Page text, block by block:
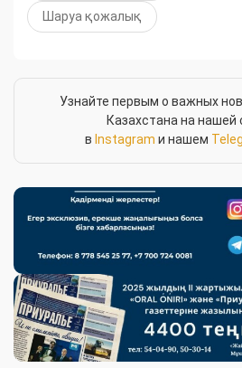
Шаруа қожалық
Узнайте первым о важных
Казахстана на нашей
в Instagram и нашем